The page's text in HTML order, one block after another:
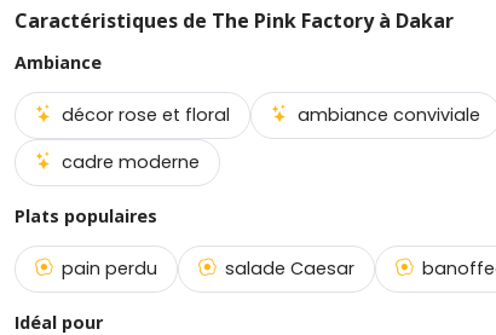
Caractéristiques de The Pink Factory à Dakar
Ambiance
décor rose et floral ambiance conviviale
cadre moderne
Plats populaires
pain perdu salade Caesar
Idéal pour